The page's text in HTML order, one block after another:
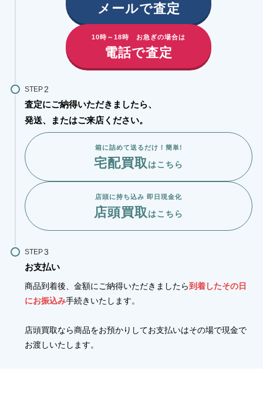
メールで査定
10時～18時 お急ぎの場合は
電話で査定
STEP
査定にご納得いただきましたら、
発送、またはご来店ください。
箱に詰めて送るだけ！簡単!
宅配買取はこちら
店頭に持ち込み 即日現金化
店頭買取はこちら
STEP
お支払い
商品到着後、金額にご納得いただきましたら到着したその日
にお振込み手続きいたします。
店頭買取なら商品をお預かりしてお支払いはその場で現金で
お渡しいたします。